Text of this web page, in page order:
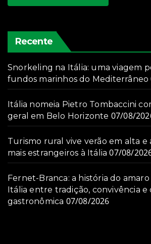
Recente
Snorkeling na Itália: uma viagem
fundos marinhos do Mediterrâneo
Itália nomeia Pietro Tombaccini
geral em Belo Horizonte 07/08/
Turismo rural vive verão em alta e
mais estrangeiros à Itália 07/08/
Fernet-Branca: a história do
Itália entre tradição, convivência
gastronômica 07/08/2026